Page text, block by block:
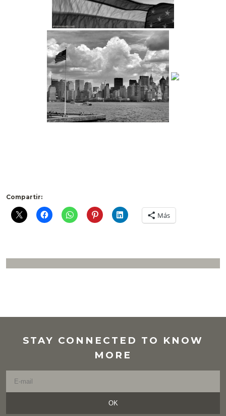
Compartir:
Más
STAY CONNECTED TO KNOW
MORE
OK